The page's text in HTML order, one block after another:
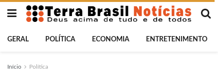
GERAL POLÍTICA ECONOMIA ENTRETENIMENTO
Início Política